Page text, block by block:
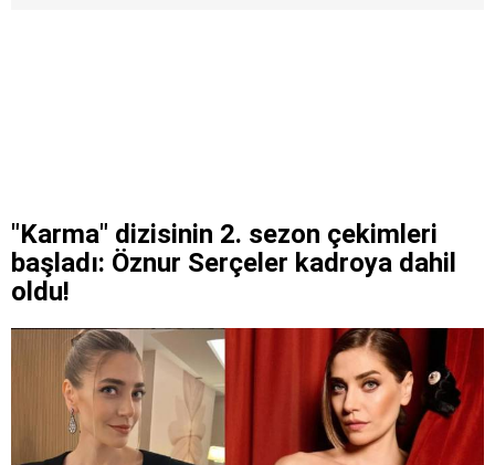
"Karma" dizisinin 2. sezon çekimleri
başladı: Öznur Serçeler kadroya dahil
oldu!